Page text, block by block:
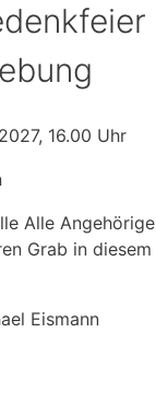
16.00 Uhr
Alle
Grab in
Eismann